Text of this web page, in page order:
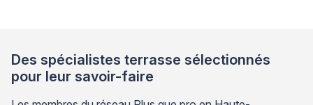
Des spécialistes terrasse sélectionnés
pour leur savoir-faire